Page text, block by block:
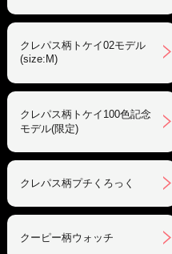
クレパス柄トケイ02モデル
(size:M)
クレパス柄トケイ100色記念
モデル(限定)
クレパス柄プチくろっく
クーピー柄ウォッチ